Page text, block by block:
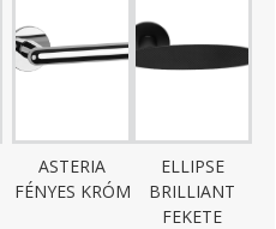
ASTERIA
FÉNYES KRÓM
ELLIPSE
BRILLIANT
FEKETE